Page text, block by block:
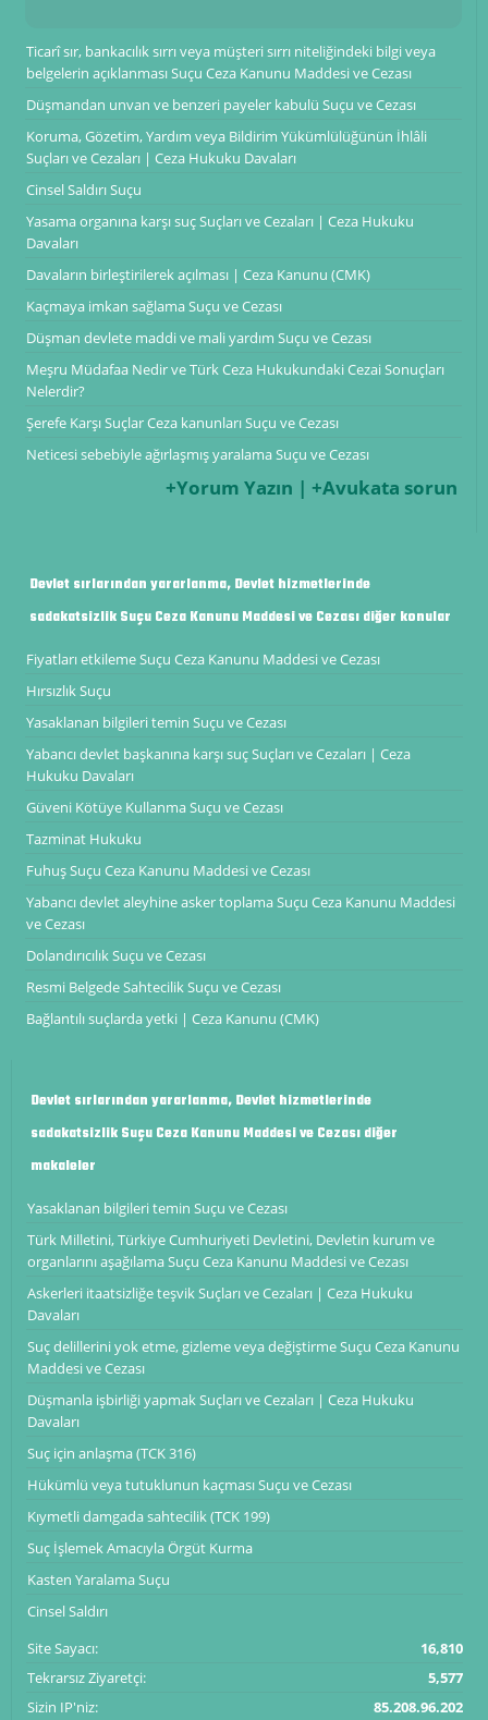
Ticarî sır, bankacılık sırrı veya müşteri sırrı niteliğindeki bilgi veya
belgelerin açıklanması Suçu Ceza Kanunu Maddesi ve Cezası
Düşmandan unvan ve benzeri payeler kabulü Suçu ve Cezası
Koruma, Gözetim, Yardım veya Bildirim Yükümlülüğünün İhlâli
Suçları ve Cezaları | Ceza Hukuku Davaları
Cinsel Saldırı Suçu
Yasama organına karşı suç Suçları ve Cezaları | Ceza Hukuku
Davaları
Davaların birleştirilerek açılması | Ceza Kanunu (CMK)
Kaçmaya imkan sağlama Suçu ve Cezası
Düşman devlete maddi ve mali yardım Suçu ve Cezası
Meşru Müdafaa Nedir ve Türk Ceza Hukukundaki Cezai Sonuçları
Nelerdir?
Şerefe Karşı Suçlar Ceza kanunları Suçu ve Cezası
Neticesi sebebiyle ağırlaşmış yaralama Suçu ve Cezası
+Yorum Yazın | +Avukata sorun
Devlet sırlarından yararlanma, Devlet hizmetlerinde
sadakatsizlik Suçu Ceza Kanunu Maddesi ve Cezası diğer konular
Fiyatları etkileme Suçu Ceza Kanunu Maddesi ve Cezası
Hırsızlık Suçu
Yasaklanan bilgileri temin Suçu ve Cezası
Yabancı devlet başkanına karşı suç Suçları ve Cezaları | Ceza
Hukuku Davaları
Güveni Kötüye Kullanma Suçu ve Cezası
Tazminat Hukuku
Fuhuş Suçu Ceza Kanunu Maddesi ve Cezası
Yabancı devlet aleyhine asker toplama Suçu Ceza Kanunu Maddesi
ve Cezası
Dolandırıcılık Suçu ve Cezası
Resmi Belgede Sahtecilik Suçu ve Cezası
Bağlantılı suçlarda yetki | Ceza Kanunu (CMK)
Devlet sırlarından yararlanma, Devlet hizmetlerinde
sadakatsizlik Suçu Ceza Kanunu Maddesi ve Cezası diğer
makaleler
Yasaklanan bilgileri temin Suçu ve Cezası
Türk Milletini, Türkiye Cumhuriyeti Devletini, Devletin kurum ve
organlarını aşağılama Suçu Ceza Kanunu Maddesi ve Cezası
Askerleri itaatsizliğe teşvik Suçları ve Cezaları | Ceza Hukuku
Davaları
Suç delillerini yok etme, gizleme veya değiştirme Suçu Ceza Kanunu
Maddesi ve Cezası
Düşmanla işbirliği yapmak Suçları ve Cezaları | Ceza Hukuku
Davaları
Suç için anlaşma (TCK 316)
Hükümlü veya tutuklunun kaçması Suçu ve Cezası
Kıymetli damgada sahtecilik (TCK 199)
Suç İşlemek Amacıyla Örgüt Kurma
Kasten Yaralama Suçu
Cinsel Saldırı
Site Sayacı:
16,810
Tekrarsız Ziyaretçi:
5,577
Sizin IP'niz:
85.208.96.202